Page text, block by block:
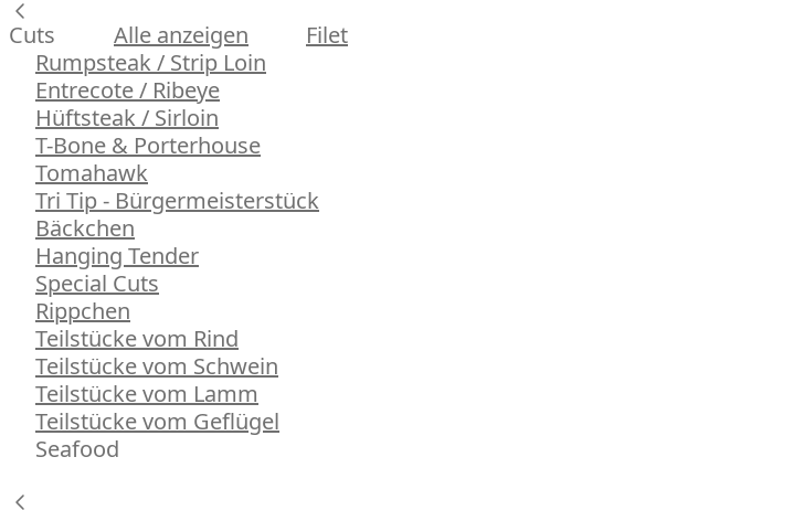
Cuts Alle anzeigen
Filet
Rumpsteak / Strip Loin
Entrecote / Ribeye
Hüftsteak / Sirloin
T-Bone & Porterhouse
Tomahawk
Tri Tip - Bürgermeisterstück
Bäckchen
Hanging Tender
Special Cuts
Rippchen
Teilstücke vom Rind
Teilstücke vom Schwein
Teilstücke vom Lamm
Teilstücke vom Geflügel
Seafood